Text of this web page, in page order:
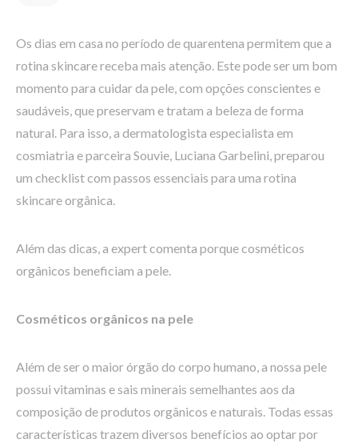
Os dias em casa no período de quarentena permitem que a
rotina skincare receba mais atenção. Este pode ser um bom
momento para cuidar da pele, com opções conscientes e
saudáveis, que preservam e tratam a beleza de forma
natural. Para isso, a dermatologista especialista em
cosmiatria e parceira Souvie, Luciana Garbelini, preparou
um checklist com passos essenciais para uma rotina
skincare orgânica.
Além das dicas, a expert comenta porque cosméticos
orgânicos beneficiam a pele.
Cosméticos orgânicos na pele
Além de ser o maior órgão do corpo humano, a nossa pele
possui vitaminas e sais minerais semelhantes aos da
composição de produtos orgânicos e naturais. Todas essas
características trazem diversos benefícios ao optar por